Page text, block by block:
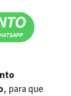
, para que